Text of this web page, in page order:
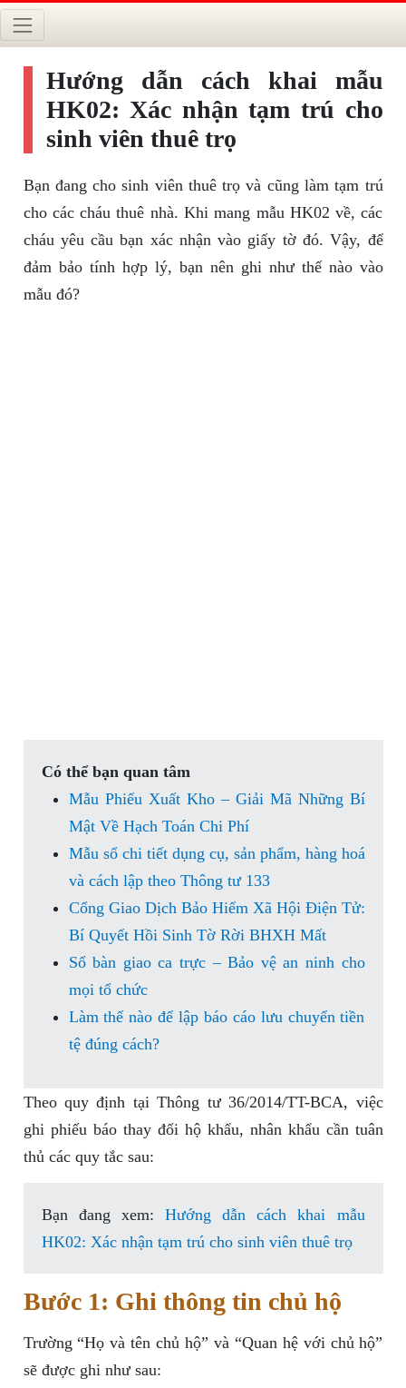
Hướng dẫn cách khai mẫu
HK02: Xác nhận tạm trú cho
sinh viên thuê trọ
Bạn đang cho sinh viên thuê trọ và cũng làm tạm trú
cho các cháu thuê nhà. Khi mang mẫu HK02 về, các
cháu yêu cầu bạn xác nhận vào giấy tờ đó. Vậy, để
đảm bảo tính hợp lý, bạn nên ghi như thế nào vào
mẫu đó?
Có thể bạn quan tâm
Mẫu Phiếu Xuất Kho – Giải Mã Những Bí
Mật Về Hạch Toán Chi Phí
Mẫu sổ chi tiết dụng cụ, sản phẩm, hàng hoá
và cách lập theo Thông tư 133
Cổng Giao Dịch Bảo Hiểm Xã Hội Điện Tử:
Bí Quyết Hồi Sinh Tờ Rời BHXH Mất
Sổ bàn giao ca trực – Bảo vệ an ninh cho
mọi tổ chức
Làm thế nào để lập báo cáo lưu chuyển tiền
tệ đúng cách?
Theo quy định tại Thông tư 36/2014/TT-BCA, việc
ghi phiếu báo thay đổi hộ khẩu, nhân khẩu cần tuân
thủ các quy tắc sau:
Bạn đang xem: Hướng dẫn cách khai mẫu
HK02: Xác nhận tạm trú cho sinh viên thuê trọ
Bước 1: Ghi thông tin chủ hộ
Trường “Họ và tên chủ hộ” và “Quan hệ với chủ hộ”
sẽ được ghi như sau: